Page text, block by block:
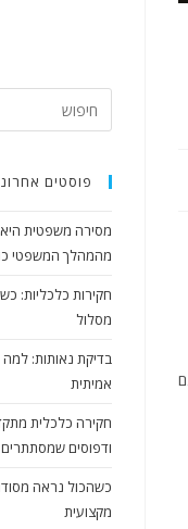
פוסטים
מסירה משפטית
מהמהלך המשפטי
חקירות כלכליות:
מסלול
בדיקת נאותות:
אמיתית
חקירה כלכלית
ודפוסים
כשהכול נראה
מקצועית